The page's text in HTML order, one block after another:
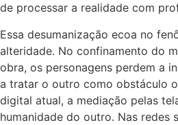
de processar a realidade com
Essa desumanização ecoa no
alteridade. No confinamento do
obra, os personagens perdem a
a tratar o outro como obstáculo
digital atual, a mediação pelas
humanidade do outro. Nas redes